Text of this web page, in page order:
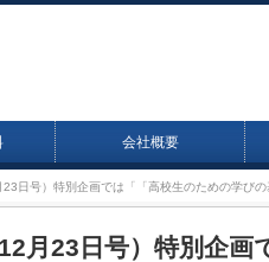
会社概要
日号）特別企画では「「高校生のための学び
月23日号）特別企画